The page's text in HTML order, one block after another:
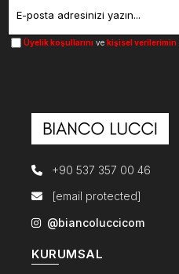
Üyelik koşullarını ve kişisel verilerimin
+90 537 357 00 46
[email protected]
@biancoluccicom
KURUMSAL